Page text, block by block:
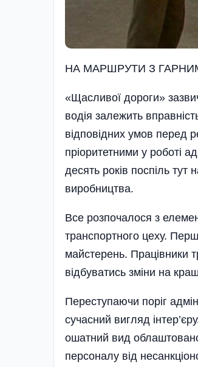
НА МАРШРУТИ З
«Щасливої дороги»
водія залежить
відпо­відних умов перед
пріоритетними у роботі
десять років поспіль тут
виробництва.
Все розпочалося з
транспортного цеху.
майстерень. Працівники
відбуватись зміни на
Переступаючи поріг
сучасний вигляд
ошатний вид
персоналу від